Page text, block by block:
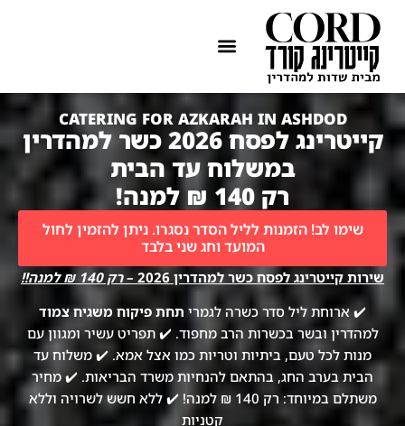
CATERING FOR AZKARAH IN ASHDOD
קייטרינג לפסח 2026 כשר למהדרין
במשלוח עד הבית
רק 140 ₪ למנה!
שימו לב! הזמנות לליל הסדר נסגרו. ניתן להזמין לחול
המועד וחג שני בלבד
שירות קייטרינג לפסח כשר למהדרין 2026 –
רק 140 ₪ למנה!!
✔️ ארוחת ליל סדר כשרה לגמרי תחת פיקוח משגיח צמוד
למהדרין ובשר בכשרות הרב מחפוד. ✔️ תפריט עשיר ומגוון עם
מנות לכל טעם, ביתיות וטריות כמו אצל אמא. ✔️ משלוח עד
הבית בערב החג, בהתאם להנחיות משרד הבריאות. ✔️ מחיר
משתלם במיוחד: רק 140 ₪ למנה! ✔️ ללא חשש לשרויה וללא
קטניות